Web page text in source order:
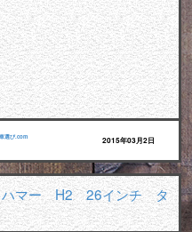
車選び.com 2015年03月2日
ハマー H2 26インチ タ